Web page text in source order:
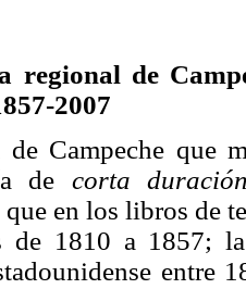
regional de
2007
de Campeche que
de corta
en los libros de
de 1810 a 1857;
entre